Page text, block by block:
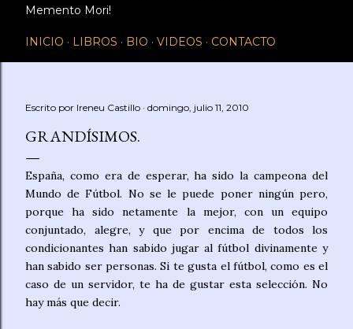
Memento Mori!
INICIO LIBROS BIO VIDEOS CONTACTO
Escrito por Ireneu Castillo domingo, julio 11, 2010
GRANDÍSIMOS.
España, como era de esperar, ha sido la campeona del
Mundo de Fútbol. No se le puede poner ningún pero,
porque ha sido netamente la mejor, con un equipo
conjuntado, alegre, y que por encima de todos los
condicionantes han sabido jugar al fútbol divinamente y
han sabido ser personas. Si te gusta el fútbol, como es el
caso de un servidor, te ha de gustar esta selección. No
hay más que decir.